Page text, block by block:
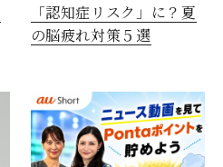
「認知症リスク」に？夏
の脳疲れ対策５選